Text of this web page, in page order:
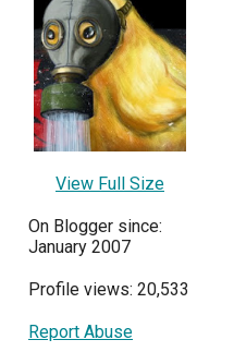
View Full Size
On Blogger since:
January 2007
Profile views: 20,533
Report Abuse